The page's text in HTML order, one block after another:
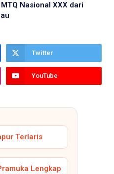
Nasional XXX dari
Twitter
YouTube
Terlaris
Lengkap